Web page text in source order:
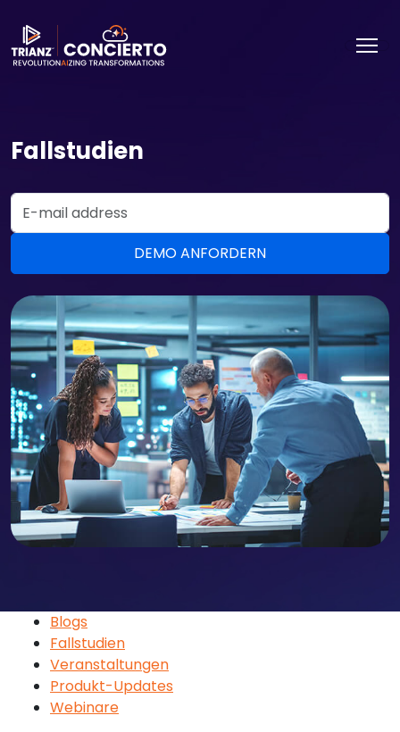
Fallstudien
Email Address
Blogs
Fallstudien
Veranstaltungen
Produkt-Updates
Webinare